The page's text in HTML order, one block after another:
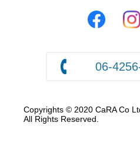
06-
Copyrights © 2020 CaRA Co
All Rights Reserved.